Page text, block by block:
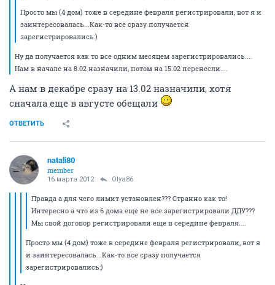
Просто мы (4 дом) тоже в середине февраля регистрировали, вот я и
заинтересовалась...Как-то все сразу получается
зарегистрировались:)
Ну да получается как то все одним месяцем зарегистрировались....
Нам в начале на 8.02 назначили, потом на 15.02 перенесли....
А нам в декабре сразу на 13.02 назначили, хотя
сначала еще в августе обещали
ОТВЕТИТЬ
natali80
member
16 марта 2012 Olya86
Правда а для чего лимит установлен??? Странно как то!
Интересно а что из 6 дома еще не все зарегистрировали ДДУ???
Мы свой договор регистрировали еще в середине февраля....
Просто мы (4 дом) тоже в середине февраля регистрировали, вот я
и заинтересовалась...Как-то все сразу получается
зарегистрировались:)